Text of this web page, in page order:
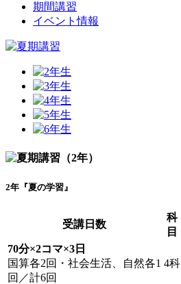
期間講習
イベント情報
2年『夏の学習』
受講日数
科
目
70分×2コマ×3日
国算各2回・社会生活、自然各1
回／計6回
4科